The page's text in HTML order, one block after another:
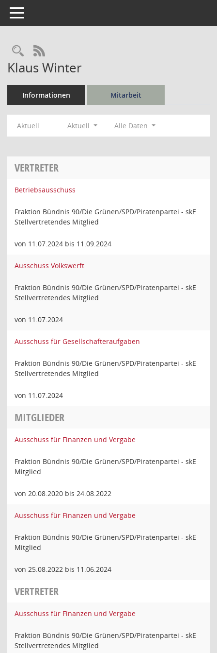
Toggle navigation
Rechercheauswahl
RSS-Feed
Klaus Winter
Informationen Mitarbeit
Aktuell Aktuell Alle Daten
VERTRETER
Betriebsausschuss
Fraktion Bündnis 90/Die Grünen/SPD/Piratenpartei - skE
Stellvertretendes Mitglied
von 11.07.2024 bis 11.09.2024
Ausschuss Volkswerft
Fraktion Bündnis 90/Die Grünen/SPD/Piratenpartei - skE
Stellvertretendes Mitglied
von 11.07.2024
Ausschuss für Gesellschafteraufgaben
Fraktion Bündnis 90/Die Grünen/SPD/Piratenpartei - skE
Stellvertretendes Mitglied
von 11.07.2024
MITGLIEDER
Ausschuss für Finanzen und Vergabe
Fraktion Bündnis 90/Die Grünen/SPD/Piratenpartei - skE
Mitglied
von 20.08.2020 bis 24.08.2022
Ausschuss für Finanzen und Vergabe
Fraktion Bündnis 90/Die Grünen/SPD/Piratenpartei - skE
Mitglied
von 25.08.2022 bis 11.06.2024
VERTRETER
Ausschuss für Finanzen und Vergabe
Fraktion Bündnis 90/Die Grünen/SPD/Piratenpartei - skE
Stellvertretendes Mitglied